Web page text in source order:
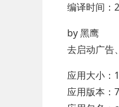
编译时间：
by 黑鹰
去启动广告
应用大小：
应用版本：